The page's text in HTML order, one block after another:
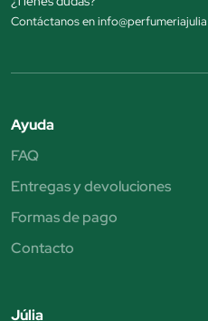
Contáctanos en
Ayuda
FAQ
Entregas y devoluciones
Formas de pago
Contacto
Júlia